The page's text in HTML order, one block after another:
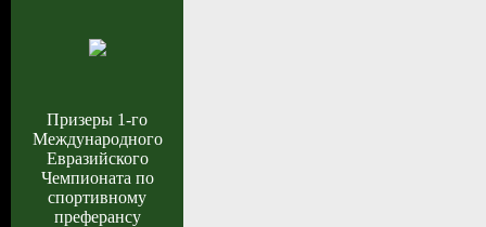
Призеры 1-го
Международного
Евразийского
Чемпионата по
спортивному
преферансу